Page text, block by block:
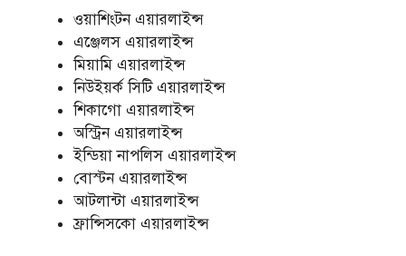
ওয়াশিংটন এয়ারলাইন্স
এঞ্জেলস এয়ারলাইন্স
মিয়ামি এয়ারলাইন্স
নিউইয়র্ক সিটি এয়ারলাইন্স
শিকাগো এয়ারলাইন্স
অস্ট্রিন এয়ারলাইন্স
ইন্ডিয়া নাপলিস এয়ারলাইন্স
বোস্টন এয়ারলাইন্স
আটলান্টা এয়ারলাইন্স
ফ্রান্সিসকো এয়ারলাইন্স